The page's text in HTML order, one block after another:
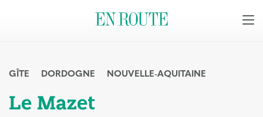
GÎTE DORDOGNE NOUVELLE-AQUITAINE
Le Mazet